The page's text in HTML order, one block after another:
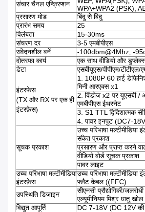
संचार चैनल एन्क्रिप्शन
WPA+WPA2 (PSK),
प्रसारण मोड
बिंदु से बिंदु
प्रारंभ समय
25
विलंबता
15-30ms
संचरण दर
3-5 एमबीपीएस
संवेदनशील बनें
-100dbm@4Mhz, -
दोतरफा कार्य
एक साथ वीडियो और
डेटा
एसबीयूएस/पीपीएम/
इंटरफेस
(TX और RX पर एक ही
इंटरफ़ेस)
1. 1080P 60 हाई
मिनी आरएक्स x1
2. विंडोज x2 पर यूएसबी
एमबीपीएस ईथरनेट
3. S1 TTL द्विदिशात्मक
4. पावर इनपुट (DC7-
सूचक प्रकाश
उच्च परिभाषा
संकेत प्रकाश
प्रसारण और प्राप्त करने
वीडियो बोर्ड सूचक प्रकाश
पावर लाइट
उच्च परिभाषा मल्टीमीडिया
इंटरफ़ेस
उच्च परिभाषा मल्टीमीडिया
फ्लैट केबल ((FFC)
उपस्थिति डिजाइन
सीएनसी प्रौद्योगिकी/
एल्यूमीनियम मिश्र धातु खोल
विद्युत आपूर्ति
DC 7-18V (DC 12V की